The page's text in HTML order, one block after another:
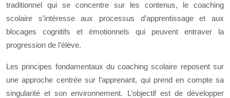
traditionnel qui se concentre sur les contenus, le coaching
scolaire s’intéresse aux processus d’apprentissage et aux
blocages cognitifs et émotionnels qui peuvent entraver la
progression de l’élève.
Les principes fondamentaux du coaching scolaire reposent sur
une approche centrée sur l’apprenant, qui prend en compte sa
singularité et son environnement. L’objectif est de développer